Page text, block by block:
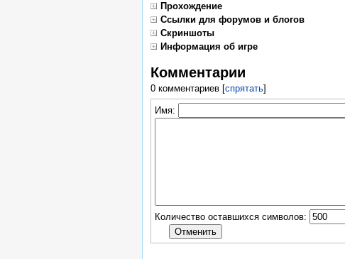
Прохождение
Ссылки для форумов и блогов
Скриншоты
Информация об игре
Комментарии
0 комментариев[спрятать]
Имя:
Количество оставшихся символов: